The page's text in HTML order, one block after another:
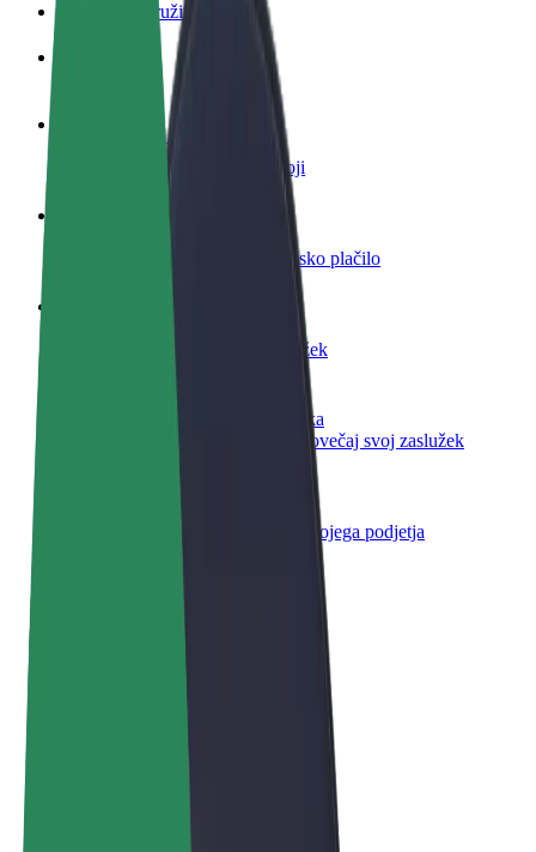
Kako se pridružiti
Postani voznik
Zasluži denar pod svojimi pogoji
Dostavljaj hrano in prejmi tedensko plačilo
Dosezi več strank in zvišaj zaslužek
Prijavi se kot lastnik voznega parka
Dodaj svoj vozni park v Bolt in povečaj svoj zaslužek
Boltovi izdelki in storitve za rast tvojega podjetja